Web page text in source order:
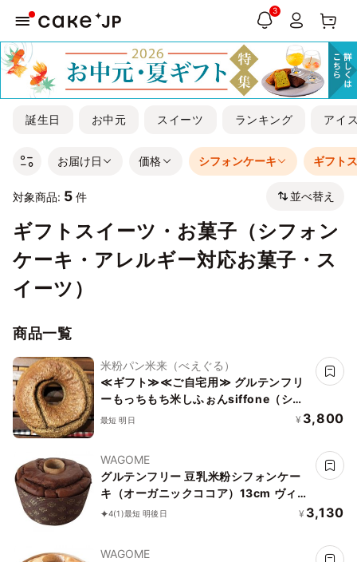
3
誕生日 お中元 スイーツ ランキング アイ
お届け日 価格 シフォンケーキ ギフト
対象商品: 5 件 並べ替え
ギフトスイーツ・お菓子（シフォン
ケーキ・アレルギー対応お菓子・ス
イーツ）
商品一覧
米粉パン米来（べえぐる）
≪ギフト≫≪ご自宅用≫ グルテンフリ
ーもっちもち米しふぉんsiffone（シフ
ォーネ）珈琲
最短 明日 ¥ 3,800
WAGOME
グルテンフリー 豆乳米粉シフォンケー
キ（オーガニックココア）13cm ヴィー
ガン アレルギー対応 小麦なし 卵なし 乳
4(1)最短 明後日 ¥ 3,130
WAGOME